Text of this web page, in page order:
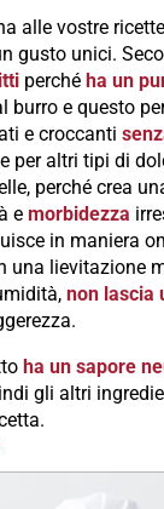
alle vostre
gusto unici.
perché ha un
burro e questo
e croccanti
per altri tipi di
perché crea
e morbidezza
in maniera
una lievitazione
non lascia
ha un sapore
gli altri